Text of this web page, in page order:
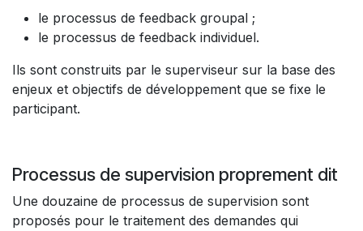
le processus de feedback groupal ;
le processus de feedback individuel.
Ils sont construits par le superviseur sur la base des
enjeux et objectifs de développement que se fixe le
participant.
Processus de supervision proprement dit
Une douzaine de processus de supervision sont
proposés pour le traitement des demandes qui